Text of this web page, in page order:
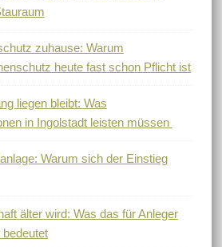
zuhause: Warum
heute fast schon Pflicht ist
liegen bleibt: Was
in Ingolstadt leisten müssen
Warum sich der Einstieg
älter wird: Was das für Anleger